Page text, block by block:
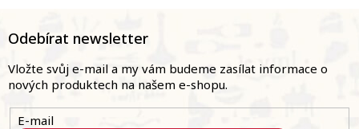
a
Odebírat newsletter
Vložte svůj e-mail a my vám budeme zasílat informace o
nových produktech na našem e-shopu.
E-mail